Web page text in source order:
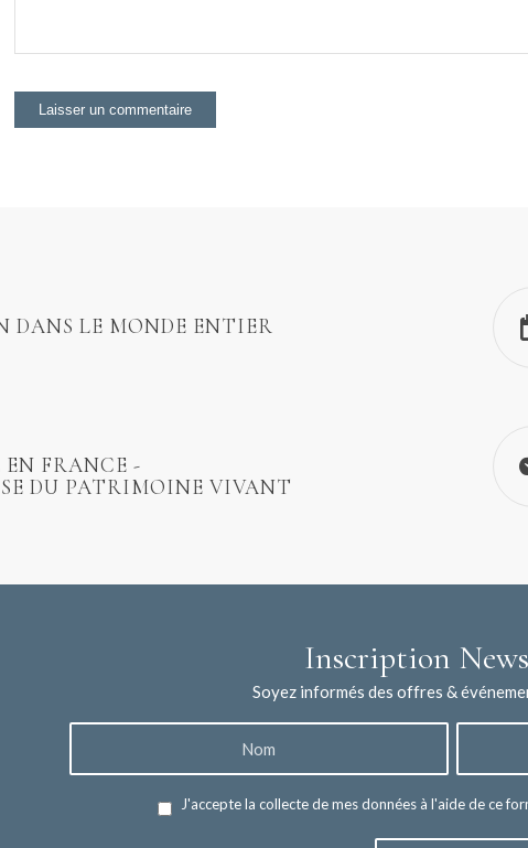
DANS LE MONDE ENTIER
FRANCE -
DU PATRIMOINE VIVANT
Inscription
Soyez informés des offres &
J'accepte la collecte de mes données à l'aide de ce